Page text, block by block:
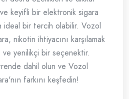
keyifli bir elektronik sigara
ideal bir tercih olabilir. Vozol
nikotin ihtiyacını karşılamak
yenilikçi bir seçenektir.
dahil olun ve Vozol
farkını keşfedin!